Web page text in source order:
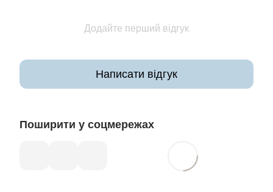
Додайте перший відгук
Написати відгук
Поширити у соцмережах